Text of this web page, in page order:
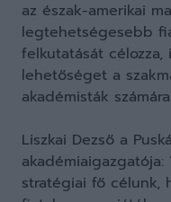
az észak-amerikai
legtehetségesebb
felkutatását
lehetőséget a
akadémisták számára.
Liszkai Dezső a
akadémiaigazgatója:
stratégiai fő célunk,